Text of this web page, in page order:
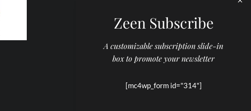
Zeen Subscribe
A customizable subscription slide-in
box to promote your newsletter
[mc4wp_form id="314"]